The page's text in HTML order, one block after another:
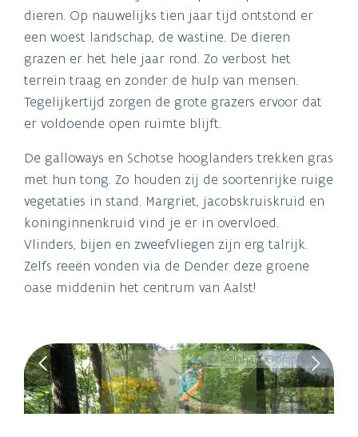
dieren. Op nauwelijks tien jaar tijd ontstond er
een woest landschap, de wastine. De dieren
grazen er het hele jaar rond. Zo verbost het
terrein traag en zonder de hulp van mensen.
Tegelijkertijd zorgen de grote grazers ervoor dat
er voldoende open ruimte blijft.
De galloways en Schotse hooglanders trekken gras
met hun tong. Zo houden zij de soortenrijke ruige
vegetaties in stand. Margriet, jacobskruiskruid en
koninginnenkruid vind je er in overvloed.
Vlinders, bijen en zweefvliegen zijn erg talrijk.
Zelfs reeën vonden via de Dender deze groene
oase middenin het centrum van Aalst!
© Reinhart Cromphout